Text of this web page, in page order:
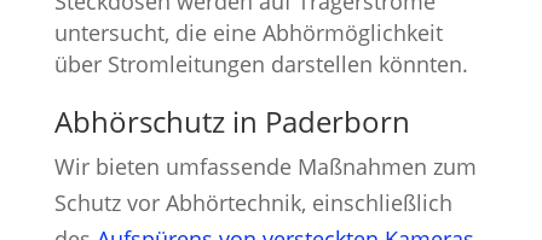
untersucht, die eine Abhörmöglichkeit
über Stromleitungen darstellen könnten.
Abhörschutz in Paderborn
Wir bieten umfassende Maßnahmen zum
Schutz vor Abhörtechnik, einschließlich